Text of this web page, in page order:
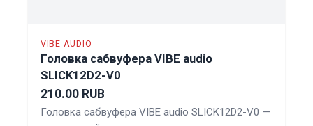
VIBE AUDIO
Головка сабвуфера VIBE audio
SLICK12D2-V0
210.00 RUB
Головка сабвуфера VIBE audio SLICK12D2-V0 —